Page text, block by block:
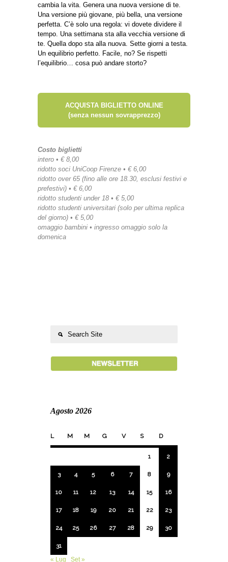
cambia la vita. Genera una nuova versione di te.
Una versione più giovane, più bella, una versione
perfetta. C’è solo una regola: vi dovete dividere il
tempo. Una settimana sta alla vecchia versione di
te. Quella dopo sta alla nuova. Sette giorni a testa.
Un equilibrio perfetto. Facile, no? Se rispetti
l’equilibrio… cosa può andare storto?
ACQUISTA BIGLIETTO ONLINE
(senza nessun sovrapprezzo)
Costo biglietti
intero • € 8,00
ridotto soci UniCoop Firenze • € 6,00
ridotto over 65 (fino alle ore 18.30, esclusi festivi e
prefestivi) • € 6,00
ridotto studenti under 18 • € 5,00
ridotto studenti universitari (solo per ultima replica
del giorno) • € 5,00
omaggio bambini • ingresso omaggio solo la
domenica
Agosto 2026
L M M G V S D
1 2
3 4 5 6 7 8 9
10 11 12 13 14 15 16
17 18 19 20 21 22 23
24 25 26 27 28 29 30
31
« Lug
Set »